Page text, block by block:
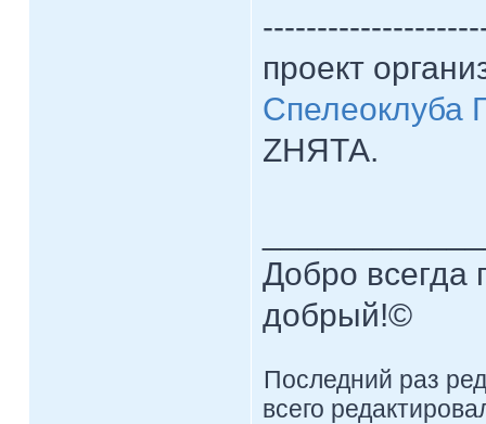
проект
ZНЯТА.
Добро всегда
добрый!©
Последний раз
всего